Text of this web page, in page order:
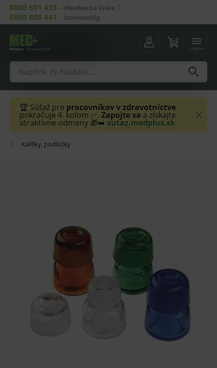
0800 601 433 – Všeobecná linka
0800 800 441 – Stomatológ
menu
🏆 Súťaž pre pracovníkov v zdravotníctve
pokračuje 4. kolom ✅. Zapojte sa a získajte
atraktívne odmeny 🎁➡️ sutaz.medplus.sk
Kalíšky, podložky